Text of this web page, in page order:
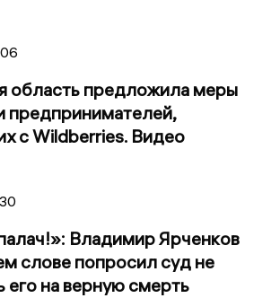
область предложила меры
предпринимателей,
с Wildberries. Видео
Владимир Ярченков
слове попросил суд не
его на верную смерть